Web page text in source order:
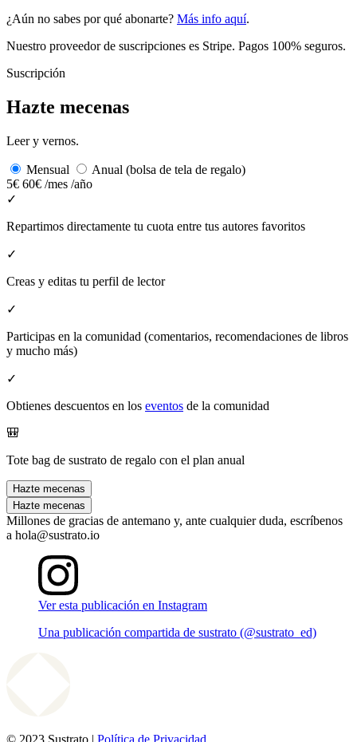
¿Aún no sabes por qué abonarte? Más info aquí.
Nuestro proveedor de suscripciones es Stripe. Pagos 100% seguros.
Suscripción
Hazte mecenas
Leer y vernos.
Mensual
Anual (bolsa de tela de regalo)
5€ 60€ /mes /año
✓
Repartimos directamente tu cuota entre tus autores favoritos
✓
Creas y editas tu perfil de lector
✓
Participas en la comunidad (comentarios, recomendaciones de libros
y mucho más)
✓
Obtienes descuentos en los eventos de la comunidad
🎒
Tote bag de sustrato de regalo con el plan anual
Hazte mecenas
Hazte mecenas
Millones de gracias de antemano y, ante cualquier duda, escríbenos
a hola@sustrato.io
Ver esta publicación en Instagram
Una publicación compartida de sustrato (@sustrato_ed)
© 2023 Sustrato | Política de Privacidad